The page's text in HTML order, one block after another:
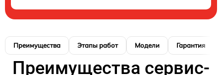
Преимущества Этапы работ Модели Гарантия
Преимущества сервис-